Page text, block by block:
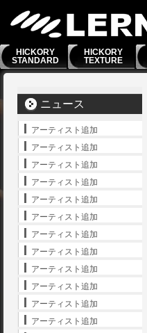
HICKORY
STANDARD
HICKORY
TEXTURE
ニュース
アーティスト追加
アーティスト追加
アーティスト追加
アーティスト追加
アーティスト追加
アーティスト追加
アーティスト追加
アーティスト追加
アーティスト追加
アーティスト追加
アーティスト追加
アーティスト追加